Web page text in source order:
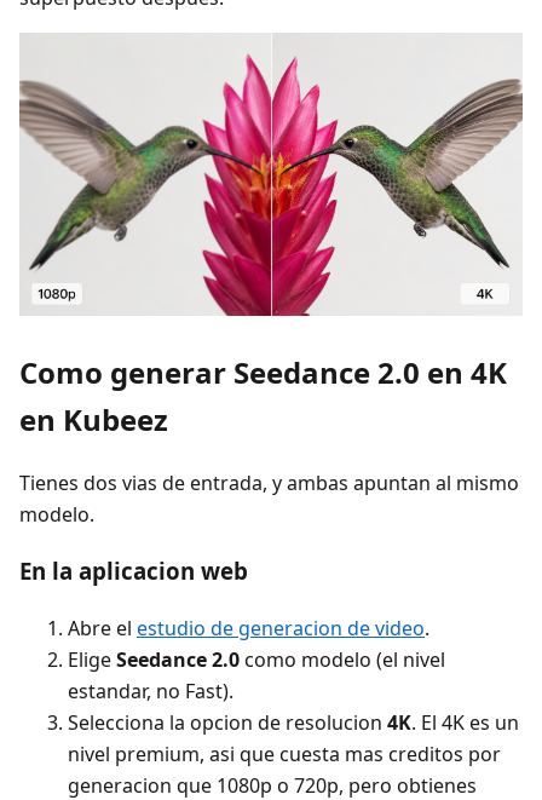
Como generar Seedance 2.0 en 4K
en Kubeez
Tienes dos vias de entrada, y ambas apuntan al mismo
modelo.
En la aplicacion web
Abre el estudio de generacion de video.
EligeSeedance 2.0como modelo (el nivel
estandar, no Fast).
Selecciona la opcion de resolucion 4K. El 4K es un
nivel premium, asi que cuesta mas creditos por
generacion que 1080p o 720p, pero obtienes